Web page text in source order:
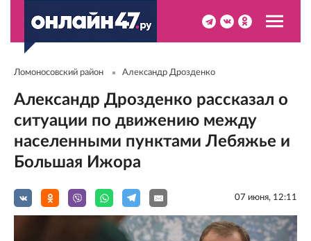
Ломоносовский район Александр Дрозденко
Александр Дрозденко рассказал о
ситуации по движению между
населенными пунктами Лебяжье и
Большая Ижора
07 июня, 12:11